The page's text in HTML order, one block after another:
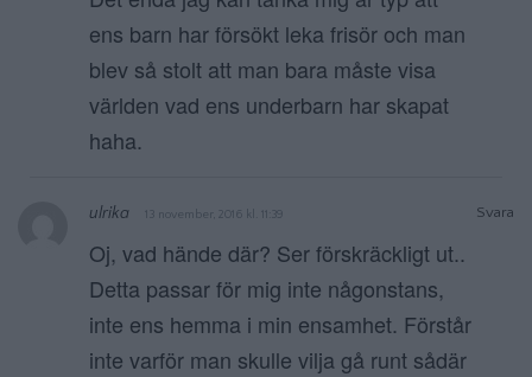
ens barn har försökt leka frisör och man
blev så stolt att man bara måste visa
världen vad ens underbarn har skapat
haha.
Svara
ulrika 13 november, 2016 kl. 11:39
Oj, vad hände där? Ser förskräckligt ut..
Detta passar för mig inte någonstans,
inte ens hemma i min ensamhet. Förstår
inte varför man skulle vilja gå runt sådär